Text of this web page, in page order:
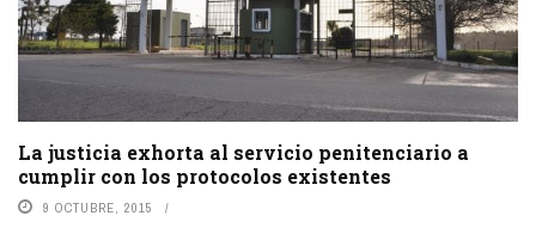
La justicia exhorta al servicio penitenciario a
cumplir con los protocolos existentes
9 OCTUBRE, 2015